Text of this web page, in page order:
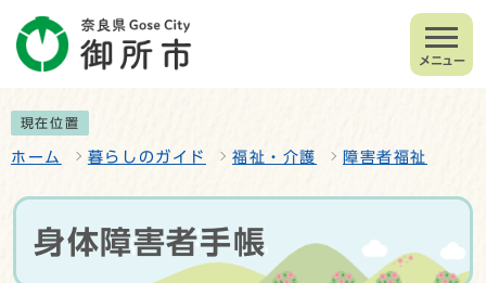
メニュー
現在位置
ホーム 暮らしのガイド 福祉・介護 障害者福祉
身体障害者手帳